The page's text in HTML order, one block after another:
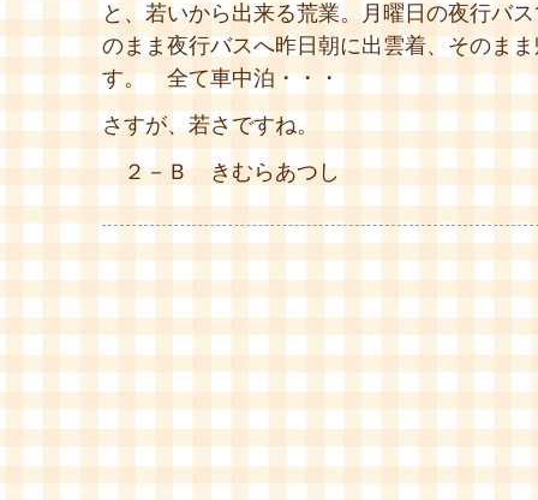
と、若いから出来る荒業。月曜日の夜行バ
のまま夜行バスへ昨日朝に出雲着、そのま
す。 全て車中泊・・・
さすが、若さですね。
２－Ｂ きむらあつし